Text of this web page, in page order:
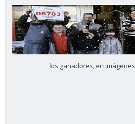
los ganadores, en imágenes